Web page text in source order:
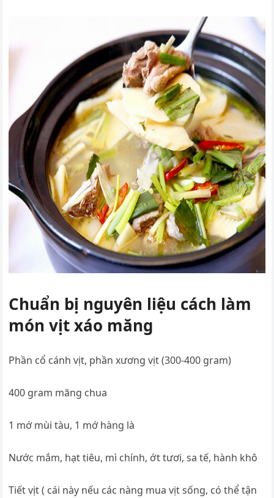
Chuẩn bị nguyên liệu cách làm
món vịt xáo măng
Phần cổ cánh vịt, phần xương vịt (300-400 gram)
400 gram măng chua
1 mớ mùi tàu, 1 mớ hàng là
Nước mắm, hạt tiêu, mì chính, ớt tươi, sa tế, hành khô
Tiết vịt ( cái này nếu các nàng mua vịt sống, có thể tận